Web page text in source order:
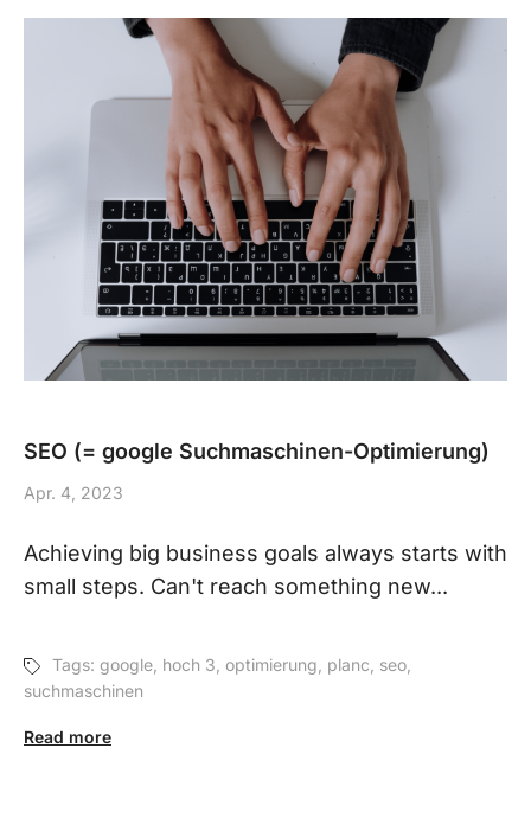
SEO (= google Suchmaschinen-Optimierung)
Apr. 4, 2023
Achieving big business goals always starts with
small steps. Can't reach something new...
Tags: google hoch 3 optimierung planc seo
suchmaschinen
Read more